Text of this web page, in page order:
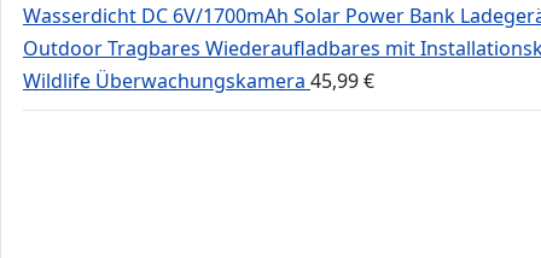
Wasserdicht DC 6V/1700mAh Solar Power Bank
Outdoor Tragbares Wiederaufladbares mit
Wildlife Überwachungskamera 45,99€